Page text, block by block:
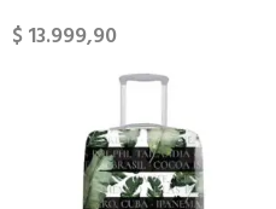
$13.999,90